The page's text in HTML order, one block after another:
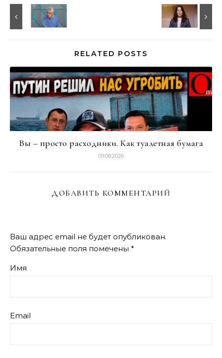
RELATED POSTS
Вы – просто расходники. Как туалетная бумага
09.08.2026
ДОБАВИТЬ КОММЕНТАРИЙ
Ваш адрес email не будет опубликован.
Обязательные поля помечены *
Имя
Email